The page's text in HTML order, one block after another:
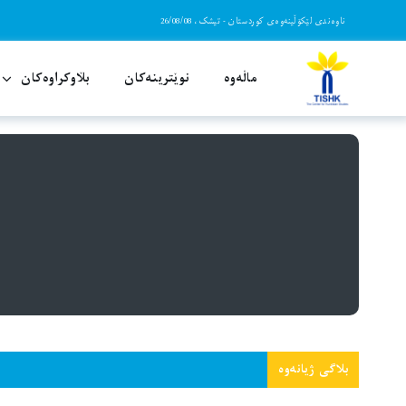
to
ناوەندی لێکۆڵینەوەی کوردستان - تیشک، 26/08/08
ماڵەوە نوێترینەکان بڵاوکراوەکان
““ژیانەوە” بلاگێکی ڕووناکبیری، سیاسی
بلاگی ژیانەوە